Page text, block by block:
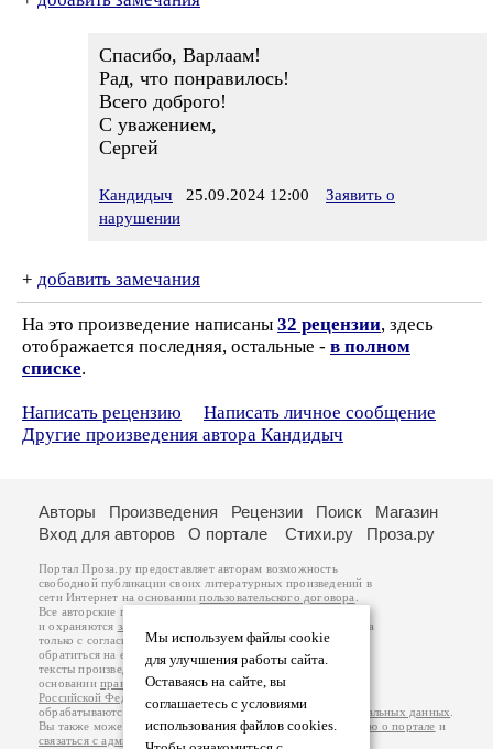
Спасибо, Варлаам!
Рад, что понравилось!
Всего доброго!
С уважением,
Сергей
Кандидыч 25.09.2024 12:00
Заявить о
нарушении
+ добавить замечания
На это произведение написаны 32 рецензии, здесь
отображается последняя, остальные - в полном
списке.
Написать рецензию
Написать личное сообщение
Другие произведения автора Кандидыч
Мы используем файлы cookie
для улучшения работы сайта.
Оставаясь на сайте, вы
соглашаетесь с условиями
использования файлов cookies.
Авторы Произведения Рецензии Поиск
Магазин
Вход для авторов
О портале Стихи.ру Проза.ру
Портал Проза.ру предоставляет авторам возможность
свободной публикации своих литературных произведений в
сети Интернет на основаниипользовательского договора
Все авторские права на произведения принадлежат авторам
и охраняются законом
. Перепечатка произведений возможна
только с согласия его автора, к которому вы можете
обратиться на его авторской странице. Ответственность за
тексты произведений авторы несут самостоятельно на
основанииправил публикацииизаконодательства
Российской Федерации
обрабатываются на основанииПолитики обработки персональных данных
Вы также можете посмотреть более подробнуюинформацию о портале и
связаться с администрацией